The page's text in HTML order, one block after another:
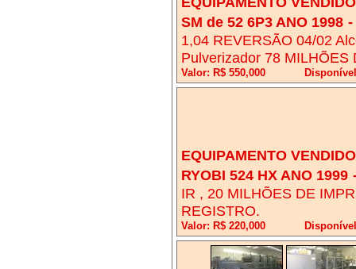
SM de 52 6P3 ANO 1998 -
1,04 REVERSÃO 04/02
Pulverizador 78 MILHÕES
Valor: R$ 550,000
EQUIPAMENTO
RYOBI 524 HX ANO 1999
IR , 20 MILHÕES DE
REGISTRO.
Valor: R$ 220,000